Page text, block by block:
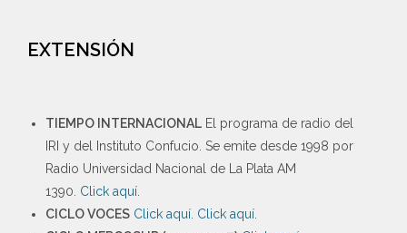
EXTENSIÓN
TIEMPO INTERNACIONAL El programa de radio del
IRI y del Instituto Confucio. Se emite desde 1998 por
Radio Universidad Nacional de La Plata AM
1390. Click aquí
CICLO VOCES Click aquí Click aquí